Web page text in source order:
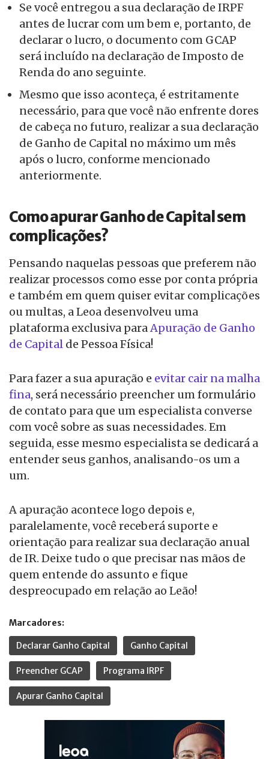
Se você entregou a sua declaração de IRPF
antes de lucrar com um bem e, portanto, de
declarar o lucro, o documento com GCAP
será incluído na declaração de Imposto de
Renda do ano seguinte.
Mesmo que isso aconteça, é estritamente
necessário, para que você não enfrente dores
de cabeça no futuro, realizar a sua declaração
de Ganho de Capital no máximo um mês
após o lucro, conforme mencionado
anteriormente.
Como apurar Ganho de Capital sem
complicações?
Pensando naquelas pessoas que preferem não
realizar processos como esse por conta própria
e também em quem quiser evitar complicações
ou multas, a Leoa desenvolveu uma
plataforma exclusiva paraApuração de Ganho
de Capital de Pessoa Física!
Para fazer a sua apuração e evitar cair na malha
fina, será necessário preencher um formulário
de contato para que um especialista converse
com você sobre as suas necessidades. Em
seguida, esse mesmo especialista se dedicará a
entender seus ganhos, analisando-os um a
um.
A apuração acontece logo depois e,
paralelamente, você receberá suporte e
orientação para realizar sua declaração anual
de IR. Deixe tudo o que precisar nas mãos de
quem entende do assunto e fique
despreocupado em relação ao Leão!
Marcadores:
Declarar Ganho Capital Ganho Capital
Preencher GCAP Programa IRPF
Apurar Ganho Capital